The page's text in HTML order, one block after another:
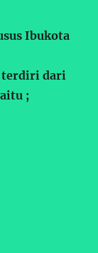
Ibukota
terdiri dari
;